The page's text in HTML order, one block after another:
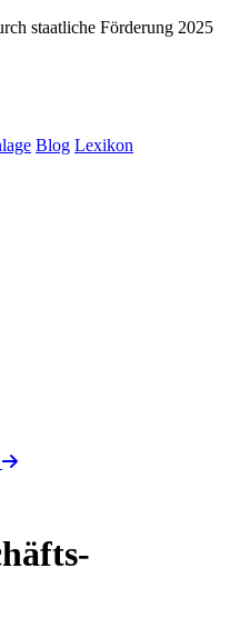
staatliche Förderung 2025
Blog Lexikon